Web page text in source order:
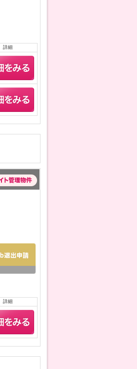
詳細
詳細